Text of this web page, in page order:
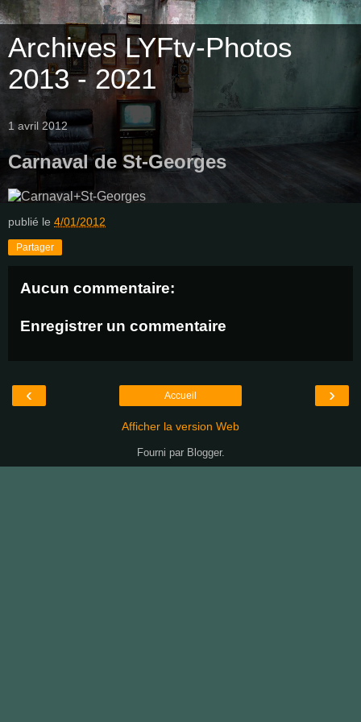
Archives LYFtv-Photos
2013 - 2021
1 avril 2012
Carnaval de St-Georges
publié le 4/01/2012
Partager
Aucun commentaire:
Enregistrer un commentaire
‹ ›
Accueil
Afficher la version Web
Fourni par Blogger.